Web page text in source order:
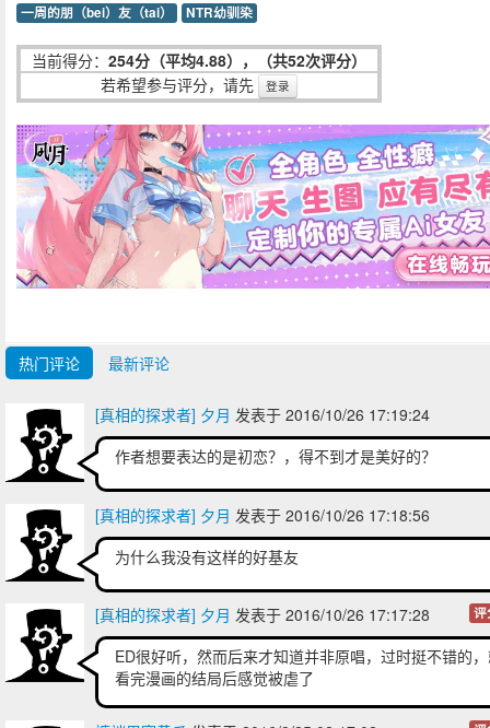
一周的朋（bei）友（tai）
NTR幼驯染
当前得分： 254分（平均4.88），（共52次评分）
若希望参与评分，请先
登录
热门评论 最新评论
[真相的探求者] 夕月 发表于 2016/10/26 17:19:24
作者想要表达的是初恋？，得不到才是美好的？
[真相的探求者] 夕月 发表于 2016/10/26 17:18:56
为什么我没有这样的好基友
[真相的探求者] 夕月 发表于 2016/10/26 17:17:28 评
ED很好听，然而后来才知道并非原唱，过时挺不错的
看完漫画的结局后感觉被虐了